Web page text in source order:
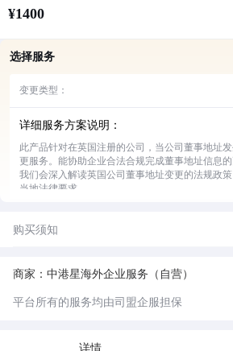
¥1400
选择服务
变更类型：
详细服务方案说明：
此产品针对在英国注册的公司，当公司董事地址
更服务。能协助企业合法合规完成董事地址信息的
我们会深入解读英国公司董事地址变更的法规政
当地法律要求。
变更完成后，为您提供详细的变更证明文件，让您
购买须知
商家：中港星海外企业服务（自营）
平台所有的服务均由司盟企服担保
详情